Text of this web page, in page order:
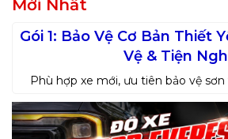
Mới Nhất
Gói 1: Bảo Vệ Cơ Bản Thiết
Vệ & Tiện
Phù hợp xe mới, ưu tiên bảo vệ